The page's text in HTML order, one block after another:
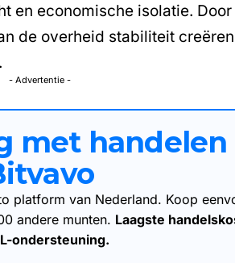
en economische isolatie.
de overheid stabiliteit
- Advertentie -
met handelen
platform van Nederland. Koop
andere munten. Laagste
ondersteuning.